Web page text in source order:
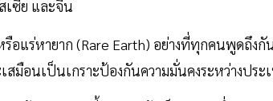
เซีย และจีน
อแร่หายาก (Rare Earth) อย่างที่ทุกคนพูดถึง
มือนเป็นเกราะป้องกันความมั่นคงระหว่างประ